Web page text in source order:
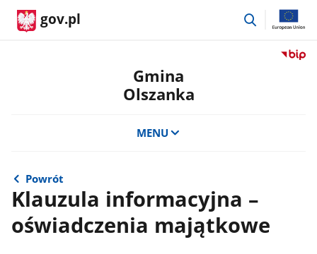
gov.pl
przejdź
Przejdź
Gmina
Olszanka
MENU
Powrót
Klauzula informacyjna –
oświadczenia majątkowe